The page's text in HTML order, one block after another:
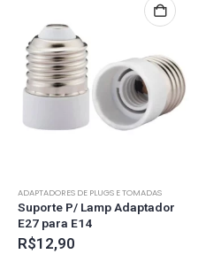
ADAPTADORES DE PLUGS E TOMADAS
Suporte P/ Lamp Adaptador
E27 para E14
R$12,90